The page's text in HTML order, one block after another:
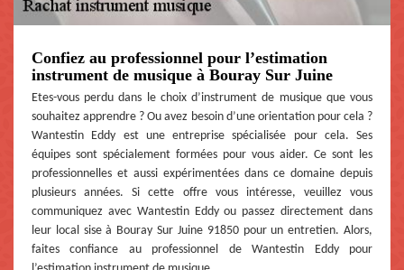
Confiez au professionnel pour l’estimation
instrument de musique à Bouray Sur Juine
Etes-vous perdu dans le choix d’instrument de musique que vous
souhaitez apprendre ? Ou avez besoin d’une orientation pour cela ?
Wantestin Eddy est une entreprise spécialisée pour cela. Ses
équipes sont spécialement formées pour vous aider. Ce sont les
professionnelles et aussi expérimentées dans ce domaine depuis
plusieurs années. Si cette offre vous intéresse, veuillez vous
communiquez avec Wantestin Eddy ou passez directement dans
leur local sise à Bouray Sur Juine 91850 pour un entretien. Alors,
faites confiance au professionnel de Wantestin Eddy pour